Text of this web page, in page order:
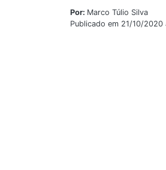
Por: Marco Túlio Silva
Publicado em 21/10/